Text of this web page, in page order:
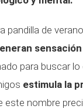
de
para buscar
estimula la
este nombre